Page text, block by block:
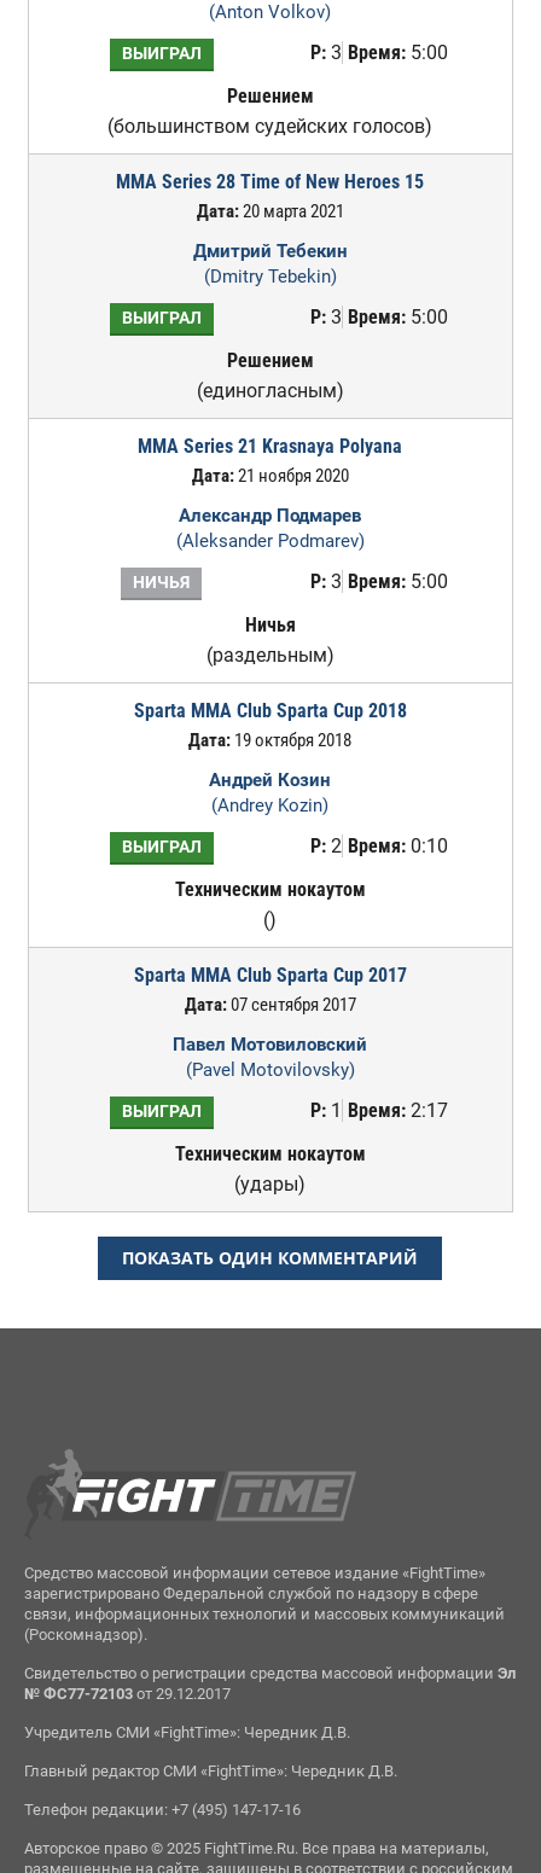
(Anton Volkov)
ВЫИГРАЛ Р:3 Время:5:00
Решением
(большинством судейских голосов)
MMA Series 28 Time of New Heroes 15
Дата:20 марта 2021
Дмитрий Тебекин
(Dmitry Tebekin)
ВЫИГРАЛ Р:3 Время:5:00
Решением
(единогласным)
MMA Series 21 Krasnaya Polyana
Дата:21 ноября 2020
Александр Подмарев
(Aleksander Podmarev)
НИЧЬЯ Р:3 Время:5:00
Ничья
(раздельным)
Sparta MMA Club Sparta Cup 2018
Дата: 19 октября 2018
Андрей Козин
(Andrey Kozin)
ВЫИГРАЛ Р:2 Время:0:10
Техническим нокаутом
()
Sparta MMA Club Sparta Cup 2017
Дата:07 сентября 2017
Павел Мотовиловский
(Pavel Motovilovsky)
ВЫИГРАЛ Р:1 Время:2:17
Техническим нокаутом
(удары)
ПОКАЗАТЬ ОДИН КОММЕНТАРИЙ
Средство массовой информации сетевое издание «FightTime»
зарегистрировано Федеральной службой по надзору в сфере
связи, информационных технологий и массовых коммуникаций
(Роскомнадзор).
Свидетельство о регистрации средства массовой информации Эл
№ ФС77-72103от 29.12.2017
Учредитель СМИ «FightTime»: Чередник Д.В.
Главный редактор СМИ «FightTime»: Чередник Д.В.
Телефон редакции: +7 (495) 147-17-16
Авторское право © 2025 FightTime.Ru. Все права на материалы,
размещенные на сайте, защищены в соответствии с российским